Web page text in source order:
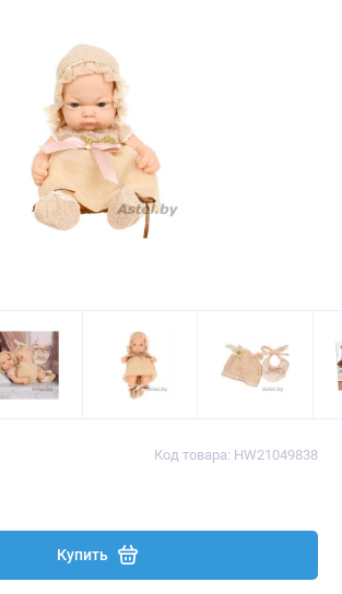
Код товара: HW21049838
Купить